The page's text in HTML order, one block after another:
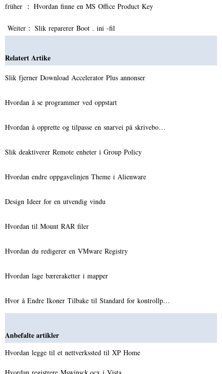
früher ： Hvordan finne en MS Office Product Key
Weiter： Slik reparerer Boot . ini -fil
Relatert Artike
Slik fjerner Download Accelerator Plus annonser
Hvordan å se programmer ved oppstart
Hvordan å opprette og tilpasse en snarvei på skrivebo…
Slik deaktiverer Remote enheter i Group Policy
Hvordan endre oppgavelinjen Theme i Alienware
Design Ideer for en utvendig vindu
Hvordan til Mount RAR filer
Hvordan du redigerer en VMware Registry
Hvordan lage bæreraketter i mapper
Hvor å Endre Ikoner Tilbake til Standard for kontrollp…
Anbefalte artikler
Hvordan legge til et nettverkssted til XP Home